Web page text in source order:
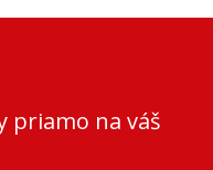
priamo na váš